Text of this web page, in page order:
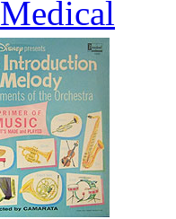
Medical